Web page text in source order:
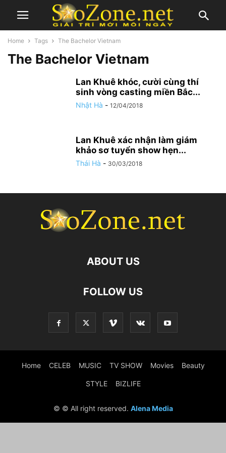
Home Tags The Bachelor Vietnam
The Bachelor Vietnam
Lan Khuê khóc, cười cùng thí
sinh vòng casting miền Bắc...
Nhật Hà - 12/04/2018
Lan Khuê xác nhận làm giám
khảo sơ tuyển show hẹn...
Thái Hà - 30/03/2018
ABOUT US
FOLLOW US
Home CELEB MUSIC TV SHOW Movies Beauty
STYLE BIZLIFE
© © All right reserved. Alena Media